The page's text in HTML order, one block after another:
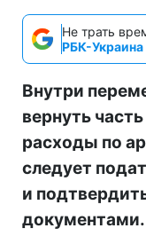
Не трать
РБК-Украина
Внутри
вернуть
расходы по
следует
и
документами.